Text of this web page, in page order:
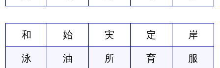
和 始 実 定 岸
泳 油 所 育 服